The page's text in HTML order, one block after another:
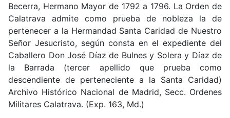
Becerra, Hermano Mayor de 1792 a 1796. La Orden de
Calatrava admite como prueba de nobleza la de
pertenecer a la Hermandad Santa Caridad de Nuestro
Señor Jesucristo, según consta en el expediente del
Caballero Don José Díaz de Bulnes y Solera y Díaz de
la Barrada (tercer apellido que prueba como
descendiente de perteneciente a la Santa Caridad)
Archivo Histórico Nacional de Madrid, Secc. Ordenes
Militares Calatrava. (Exp. 163, Md.)